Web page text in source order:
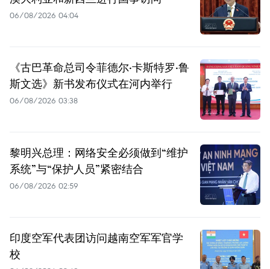
06/08/2026 04:04
《古巴革命总司令菲德尔·卡斯特罗·鲁
斯文选》新书发布仪式在河内举行
06/08/2026 03:38
黎明兴总理：网络安全必须做到“维护
系统”与“保护人员”紧密结合
06/08/2026 02:59
印度空军代表团访问越南空军军官学
校